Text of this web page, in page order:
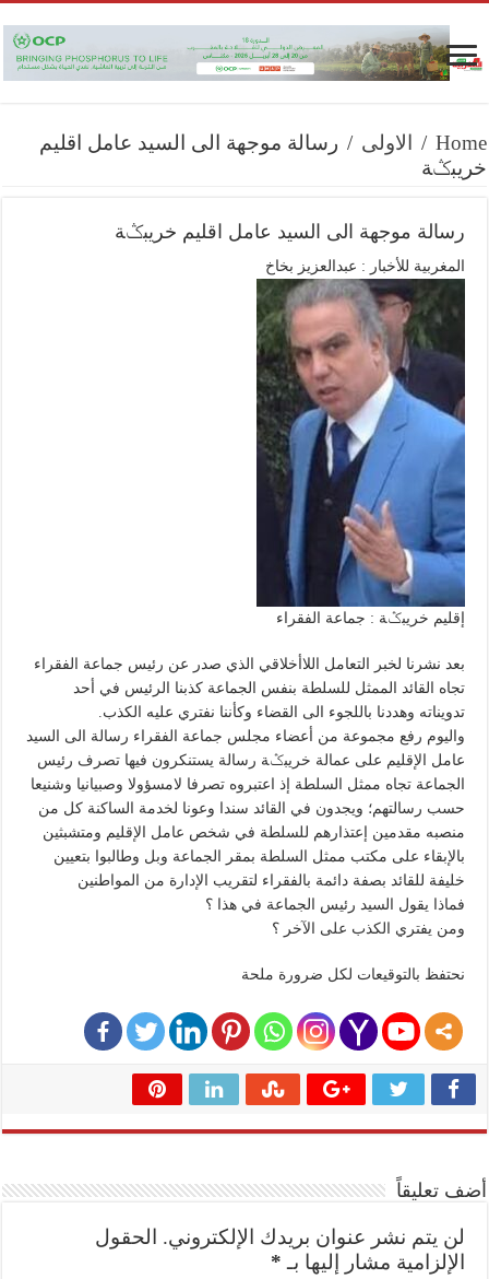
Home
/ الاولى / رسالة موجهة الى السيد عامل اقليم
خريبݣة
رسالة موجهة الى السيد عامل اقليم خريبݣة
المغربية للأخبار : عبدالعزيز بخاخ
إقليم خريبݣة : جماعة الفقراء
بعد نشرنا لخبر التعامل اللاأخلاقي الذي صدر عن رئيس جماعة الفقراء
تجاه القائد الممثل للسلطة بنفس الجماعة كذبنا الرئيس في أحد
تدويناته وهددنا باللجوء الى القضاء وكأننا نفتري عليه الكذب.
واليوم رفع مجموعة من أعضاء مجلس جماعة الفقراء رسالة الى السيد
عامل الإقليم على عمالة خريبݣة رسالة يستنكرون فيها تصرف رئيس
الجماعة تجاه ممثل السلطة إذ اعتبروه تصرفا لامسؤولا وصبيانيا وشنيعا
حسب رسالتهم؛ ويجدون في القائد سندا وعونا لخدمة الساكنة كل من
منصبه مقدمين إعتذارهم للسلطة في شخص عامل الإقليم ومتشبثين
بالإبقاء على مكتب ممثل السلطة بمقر الجماعة وبل وطالبوا بتعيين
خليفة للقائد بصفة دائمة بالفقراء لتقريب الإدارة من المواطنين
فماذا يقول السيد رئيس الجماعة في هذا ؟
ومن يفتري الكذب على الآخر ؟
نحتفظ بالتوقيعات لكل ضرورة ملحة
أضف تعليقاً
لن يتم نشر عنوان بريدك الإلكتروني.
الحقول
الإلزامية مشار إليها بـ *